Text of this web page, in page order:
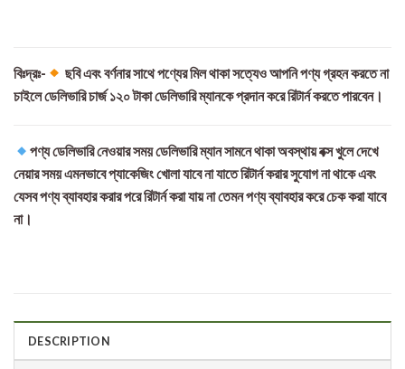
বিঃদ্রঃ-
ছবি এবং বর্ণনার সাথে পণ্যের মিল থাকা সত্যেও আপনি পণ্য গ্রহন করতে না
চাইলে ডেলিভারি চার্জ ১২০ টাকা ডেলিভারি ম্যানকে প্রদান করে রিটার্ন করতে পারবেন।
পণ্য ডেলিভারি নেওয়ার সময় ডেলিভারি ম্যান সামনে থাকা অবস্থায় বক্স খুলে দেখে
নেয়ার সময় এমনভাবে প্যাকেজিং খোলা যাবে না যাতে রিটার্ন করার সুযোগ না থাকে এবং
যেসব পণ্য ব্যাবহার করার পরে রিটার্ন করা যায় না তেমন পণ্য ব্যাবহার করে চেক করা যাবে
না।
DESCRIPTION